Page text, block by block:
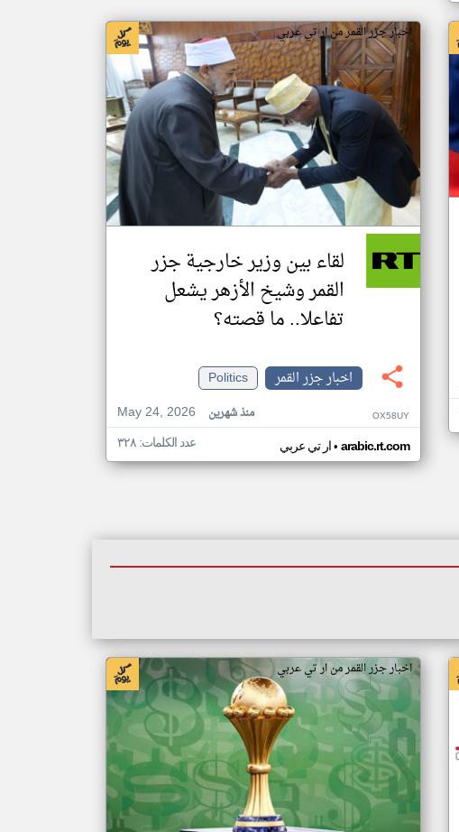
اخبار جزر القمر من ار تي عربي
لقاء بين وزير خارجية جزر
القمر وشيخ الأزهر يشعل
تفاعلا.. ما قصته؟
اخبار جزر القمر
Politics
May 24, 2026
منذ شهرين OX58UY
ار تي عربي• arabic.rt.com عدد الكلمات: ٣٢٨
اخبار جزر القمر من ار تي عربي